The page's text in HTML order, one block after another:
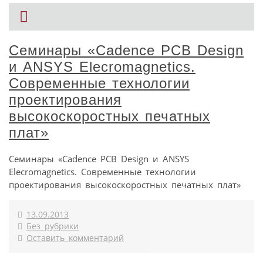
Семинары «Cadence PCB Design
и ANSYS Elecromagnetics.
Современные технологии
проектирования
высокоскоростных печатных
плат»
Семинары «Cadence PCB Design и ANSYS
Elecromagnetics. Современные технологии
проектирования высокоскоростных печатных плат»
13.09.2013
Без рубрики
Оставить комментарий